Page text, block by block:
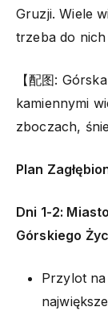
Gruzji. Wiele
trzeba do
【配图:
kamiennymi
zboczach,
Plan
Dni 1-2:
Górskiego
Przylot na